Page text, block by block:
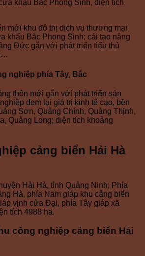
khẩu Bắc Phong Sinh, diện tích
mới khu đô thị dịch vụ thương mại
khẩu Bắc Phong Sinh; cải tạo nâng
Đức gắn với phát triển tiểu thủ
nghiệp phía Tây, Bắc
thôn mới gắn với phát triển sản
đem lại giá trị kinh tế cao, bền
Sơn, Quảng Chính, Quảng Thịnh,
Quảng Long; diện tích khoảng
cảng biển Hải Hà
Hải Hà, tỉnh Quảng Ninh; Phía
Hà, phía Nam giáp khu cảng biển
vịnh cửa Đại, phía Tây giáp xã
tích 4988 ha.
công nghiệp cảng biển Hải